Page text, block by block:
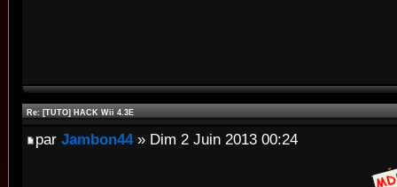
Re: [TUTO] HACK Wii 4.3E
par Jambon44» Dim 2 Juin 2013 00:24